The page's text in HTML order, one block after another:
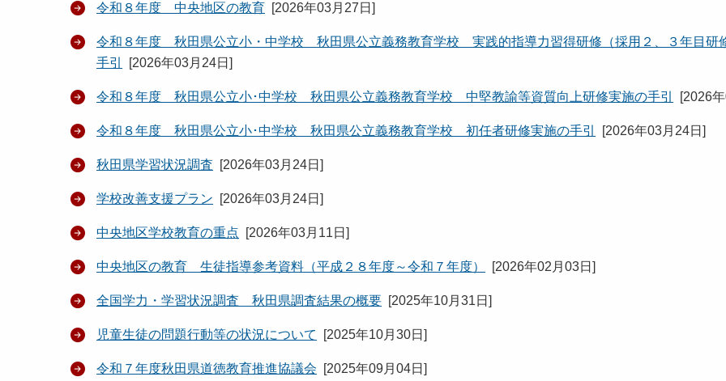
令和８年度 中央地区の教育 [2026年03月27日 ]
令和８年度 秋田県公立小・中学校 秋田県公立義務教育学校 実践的指導力習得研修（採用２、３年目研
手引
[2026年03月24日 ]
令和８年度 秋田県公立小･中学校 秋田県公立義務教育学校 中堅教諭等資質向上研修実施の手引 [2026
令和８年度 秋田県公立小･中学校 秋田県公立義務教育学校 初任者研修実施の手引 [2026年03月24日 ]
秋田県学習状況調査 [2026年03月24日 ]
学校改善支援プラン [2026年03月24日 ]
中央地区学校教育の重点 [2026年03月11日 ]
中央地区の教育 生徒指導参考資料（平成２８年度～令和７年度） [2026年02月03日 ]
全国学力・学習状況調査 秋田県調査結果の概要 [2025年10月31日 ]
児童生徒の問題行動等の状況について [2025年10月30日 ]
令和７年度秋田県道徳教育推進協議会 [2025年09月04日 ]